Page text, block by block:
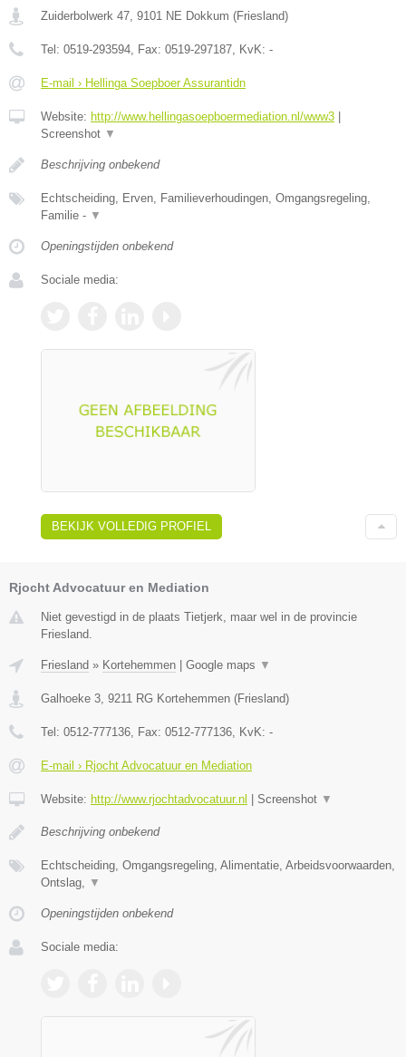
Zuiderbolwerk 47 9101 NE Dokkum (Friesland)
Tel: 0519-293594 , Fax: 0519-297187 , KvK: -
E-mail › Hellinga Soepboer Assurantidn
Website: http://www.hellingasoepboermediation.nl/www3 |
Screenshot ▼
Beschrijving onbekend
Echtscheiding, Erven, Familieverhoudingen, Omgangsregeling,
Familie - ▼
Openingstijden onbekend
Sociale media:
BEKIJK VOLLEDIG PROFIEL
Rjocht Advocatuur en Mediation
Niet gevestigd in de plaats Tietjerk, maar wel in de provincie
Friesland.
Friesland » Kortehemmen Google maps ▼
Galhoeke 3, 9211 RG Kortehemmen (Friesland)
Tel: 0512-777136, Fax: 0512-777136, KvK: -
E-mail › Rjocht Advocatuur en Mediation
Website: http://www.rjochtadvocatuur.nl Screenshot ▼
Beschrijving onbekend
Echtscheiding, Omgangsregeling, Alimentatie, Arbeidsvoorwaarden,
Ontslag, ▼
Openingstijden onbekend
Sociale media: